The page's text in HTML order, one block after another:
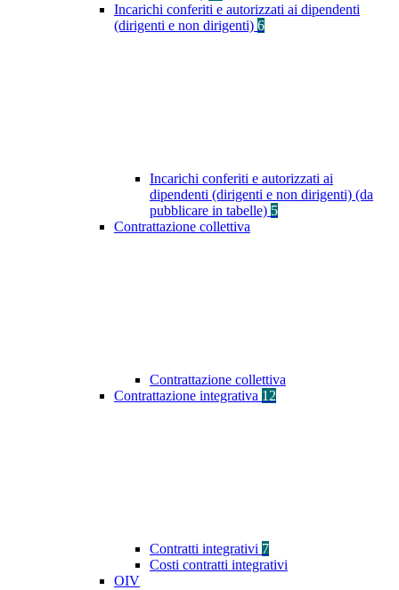
Incarichi conferiti e autorizzati ai dipendenti
(dirigenti e non dirigenti) 6
Incarichi conferiti e autorizzati ai
dipendenti (dirigenti e non dirigenti) (da
pubblicare in tabelle) 5
Contrattazione collettiva
Contrattazione collettiva
Contrattazione integrativa 12
Contratti integrativi 7
Costi contratti integrativi
OIV